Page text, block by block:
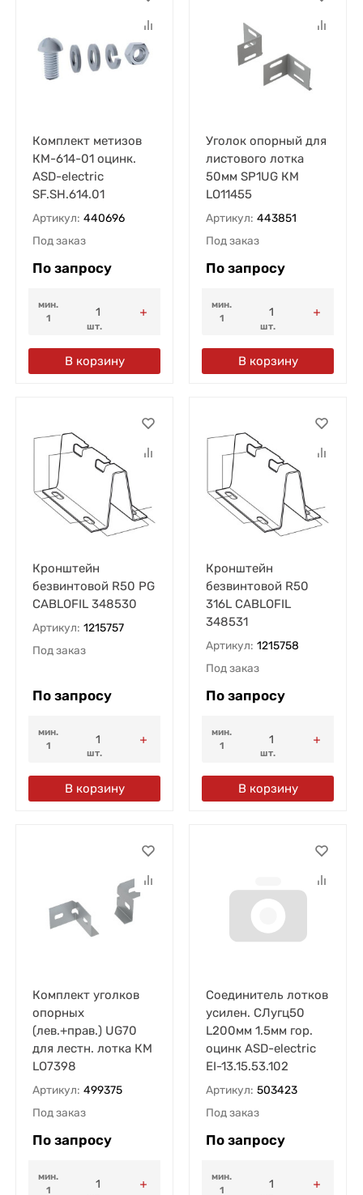
Комплект метизов
КМ-614-01 оцинк.
ASD-electric
SF.SH.614.01
Артикул: 440696
Под заказ
По запросу
мин.
1
шт.
В корзину
Уголок опорный для
листового лотка
50мм SP1UG КМ
LO11455
Артикул: 443851
Под заказ
По запросу
мин.
1
шт.
В корзину
Кронштейн
безвинтовой R50 PG
CABLOFIL 348530
Артикул: 1215757
Под заказ
По запросу
мин.
1
шт.
В корзину
Кронштейн
безвинтовой R50
316L CABLOFIL
348531
Артикул: 1215758
Под заказ
По запросу
мин.
1
шт.
В корзину
Комплект уголков
опорных
(лев.+прав.) UG70
для лестн. лотка КМ
LO7398
Артикул: 499375
Под заказ
По запросу
мин.
1
Соединитель лотков
усилен. СЛугц50
L200мм 1.5мм гор.
оцинк ASD-electric
EI-13.15.53.102
Артикул: 503423
Под заказ
По запросу
мин.
1